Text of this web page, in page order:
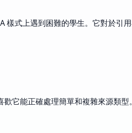
式上遇到困難的學生。它對於引
它能正確處理簡單和複雜來源類型。